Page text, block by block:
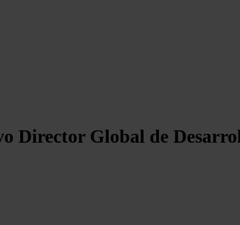
Director Global de